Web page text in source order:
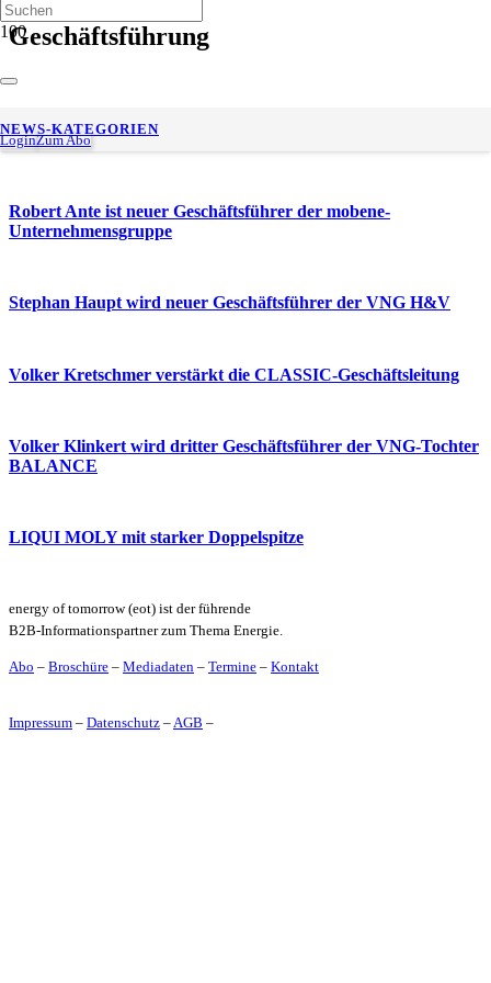
LoginZum Abo
NEWS-KATEGORIEN
Geschäftsführung
Olaf Sener wird Mitglied der Geschäftsführung der
TransnetBW
Robert Ante ist neuer Geschäftsführer der mobene-
Unternehmensgruppe
Stephan Haupt wird neuer Geschäftsführer der VNG H&V
Volker Kretschmer verstärkt die CLASSIC-Geschäftsleitung
Volker Klinkert wird dritter Geschäftsführer der VNG-Tochter
BALANCE
LIQUI MOLY mit starker Doppelspitze
energy of tomorrow (eot) ist der führende
B2B-Informationspartner zum Thema Energie.
Abo – Broschüre – Mediadaten – Termine – Kontakt
Impressum – Datenschutz – AGB –